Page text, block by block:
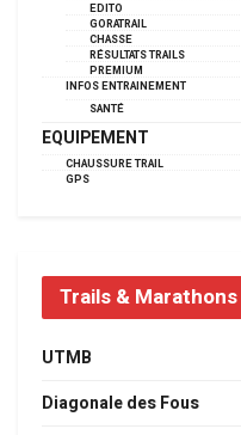
EDITO
GORATRAIL
CHASSE
RÉSULTATS TRAILS
PREMIUM
INFOS ENTRAINEMENT
SANTÉ
EQUIPEMENT
CHAUSSURE TRAIL
GPS
Trails & Marathons
UTMB
Diagonale des Fous